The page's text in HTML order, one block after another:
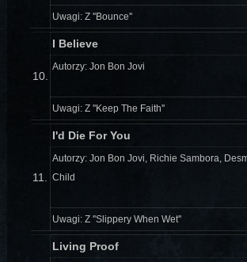
Uwagi: Z ''Bounce''
10.
I Believe
Autorzy: Jon Bon Jovi
Uwagi: Z ''Keep The Faith''
11.
I'd Die For You
Autorzy: Jon Bon Jovi, Richie Sambora,
Child
Uwagi: Z ''Slippery When Wet''
Living Proof